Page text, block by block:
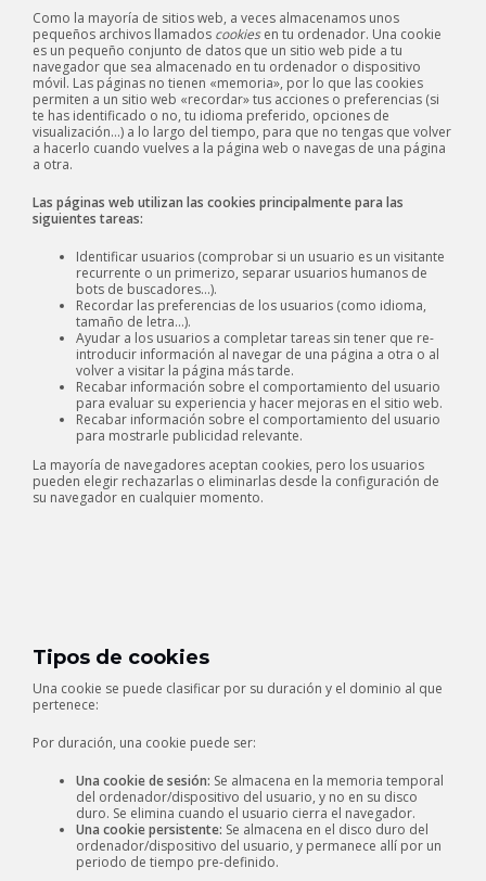
Como la mayoría de sitios web, a veces almacenamos unos
pequeños archivos llamados cookiesen tu ordenador. Una cookie
es un pequeño conjunto de datos que un sitio web pide a tu
navegador que sea almacenado en tu ordenador o dispositivo
móvil. Las páginas no tienen «memoria», por lo que las cookies
permiten a un sitio web «recordar» tus acciones o preferencias (si
te has identificado o no, tu idioma preferido, opciones de
visualización…) a lo largo del tiempo, para que no tengas que volver
a hacerlo cuando vuelves a la página web o navegas de una página
a otra.
Las páginas web utilizan las cookies principalmente para las
siguientes tareas:
Identificar usuarios (comprobar si un usuario es un visitante
recurrente o un primerizo, separar usuarios humanos de
bots de buscadores…).
Recordar las preferencias de los usuarios (como idioma,
tamaño de letra…).
Ayudar a los usuarios a completar tareas sin tener que re-
introducir información al navegar de una página a otra o al
volver a visitar la página más tarde.
Recabar información sobre el comportamiento del usuario
para evaluar su experiencia y hacer mejoras en el sitio web.
Recabar información sobre el comportamiento del usuario
para mostrarle publicidad relevante.
La mayoría de navegadores aceptan cookies, pero los usuarios
pueden elegir rechazarlas o eliminarlas desde la configuración de
su navegador en cualquier momento.
Tipos de cookies
Una cookie se puede clasificar por su duración y el dominio al que
pertenece:
Por duración, una cookie puede ser:
Una cookie de sesión: Se almacena en la memoria temporal
del ordenador/dispositivo del usuario, y no en su disco
duro. Se elimina cuando el usuario cierra el navegador.
Una cookie persistente: Se almacena en el disco duro del
ordenador/dispositivo del usuario, y permanece allí por un
periodo de tiempo pre-definido.